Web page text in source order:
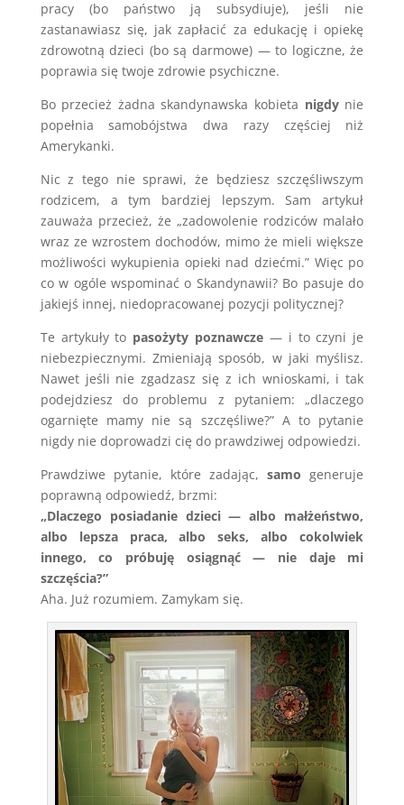
pracy (bo państwo ją subsydiuje), jeśli nie
zastanawiasz się, jak zapłacić za edukację i opiekę
zdrowotną dzieci (bo są darmowe) — to logiczne, że
poprawia się twoje zdrowie psychiczne.
Bo przecież żadna skandynawska kobieta nigdynie
popełnia samobójstwa dwa razy częściej niż
Amerykanki.
Nic z tego nie sprawi, że będziesz szczęśliwszym
rodzicem, a tym bardziej lepszym. Sam artykuł
zauważa przecież, że „zadowolenie rodziców malało
wraz ze wzrostem dochodów, mimo że mieli większe
możliwości wykupienia opieki nad dziećmi.” Więc po
co w ogóle wspominać o Skandynawii? Bo pasuje do
jakiejś innej, niedopracowanej pozycji politycznej?
Te artykuły to pasożyty poznawcze — i to czyni je
niebezpiecznymi. Zmieniają sposób, w jaki myślisz.
Nawet jeśli nie zgadzasz się z ich wnioskami, i tak
podejdziesz do problemu z pytaniem: „dlaczego
ogarnięte mamy nie są szczęśliwe?” A to pytanie
nigdy nie doprowadzi cię do prawdziwej odpowiedzi.
Prawdziwe pytanie, które zadając,samo generuje
poprawną odpowiedź, brzmi:
„Dlaczego posiadanie dzieci — albo małżeństwo,
albo lepsza praca, albo seks, albo cokolwiek
innego, co próbuję osiągnąć — nie daje mi
szczęścia?”
Aha. Już rozumiem. Zamykam się.